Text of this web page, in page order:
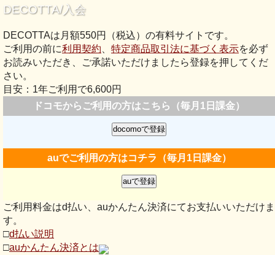
DECOTTA/入会
DECOTTAは月額550円（税込）の有料サイトです。
ご利用の前に利用契約 特定商品取引法に基づく表示を必ず
お読みいただき、ご承諾いただけましたら登録を押してくだ
さい。
目安：1年ご利用で6,600円
ドコモからご利用の方はこちら（毎月1日課金）
auでご利用の方はコチラ（毎月1日課金）
ご利用料金はd払い、auかんたん決済にてお支払いいただけま
す。
□d払い説明
□auかんたん決済とは